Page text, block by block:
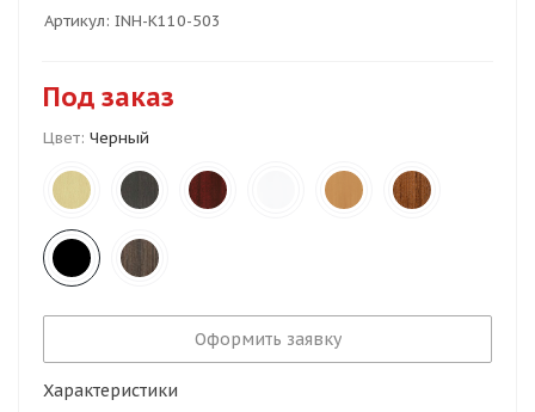
Артикул: INH-K110-503
Под заказ
Цвет: Черный
Оформить заявку
Характеристики